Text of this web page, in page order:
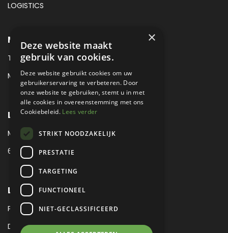
LOGISTICS
METROPOLE SALES CONTACT
TEL:+31 (0) 88 425 94 00
MAIL:SALES@METROPOLE.NL
LOCATIE
MEUBELLAAN 1 / VIA ENZO FERRARI
6651 KV DRUTEN / THE NETHERLANDS
LEGAL
PRIVACY VERKLARING
DISCLAIMER|SITEMAP
×
Deze website maakt
gebruik van cookies.
Deze website gebruikt cookies om uw
gebruikerservaring te verbeteren. Door
onze website te gebruiken, stemt u in met
alle cookies in overeenstemming met ons
Cookiebeleid. Lees verder
STRIKT NOODZAKELIJK
PRESTATIE
TARGETING
FUNCTIONEEL
NIET-GECLASSIFICEERD